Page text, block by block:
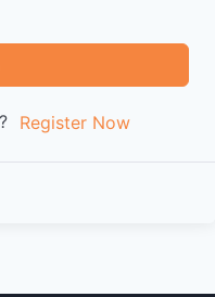
Register Now